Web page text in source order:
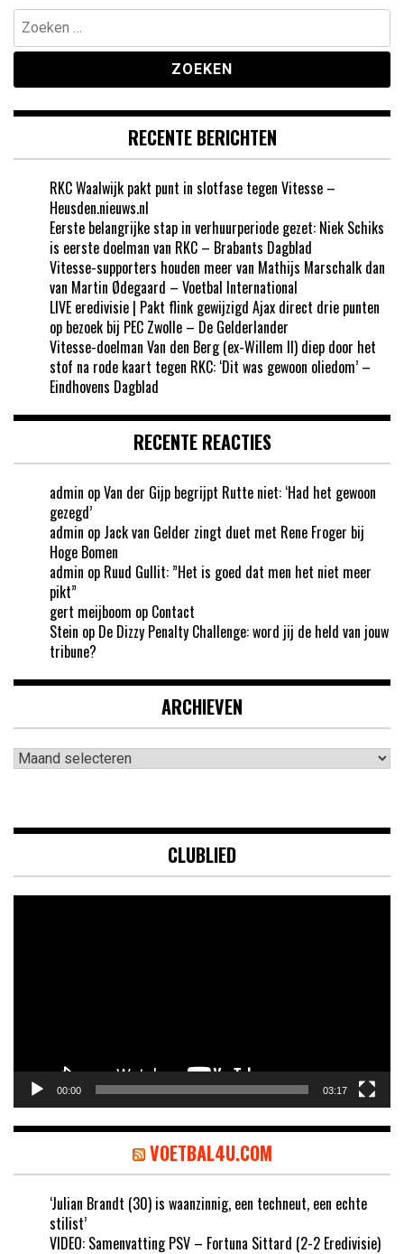
Zoeken
naar:
RECENTE BERICHTEN
RKC Waalwijk pakt punt in slotfase tegen Vitesse –
Heusden.nieuws.nl
Eerste belangrijke stap in verhuurperiode gezet: Niek Schiks
is eerste doelman van RKC – Brabants Dagblad
Vitesse-supporters houden meer van Mathijs Marschalk dan
van Martin Ødegaard – Voetbal International
LIVE eredivisie | Pakt flink gewijzigd Ajax direct drie punten
op bezoek bij PEC Zwolle – De Gelderlander
Vitesse-doelman Van den Berg (ex-Willem II) diep door het
stof na rode kaart tegen RKC: ‘Dit was gewoon oliedom’ –
Eindhovens Dagblad
RECENTE REACTIES
admin opVan der Gijp begrijpt Rutte niet: ‘Had het gewoon
gezegd’
admin op Jack van Gelder zingt duet met Rene Froger bij
Hoge Bomen
admin op Ruud Gullit: ”Het is goed dat men het niet meer
pikt”
gert meijboom op Contact
Stein op De Dizzy Penalty Challenge: word jij de held van jouw
tribune?
ARCHIEVEN
Archieven
CLUBLIED
00:00 03:17
VOETBAL4U.COM
‘Julian Brandt (30) is waanzinnig, een techneut, een echte
stilist’
VIDEO: Samenvatting PSV – Fortuna Sittard (2-2 Eredivisie)